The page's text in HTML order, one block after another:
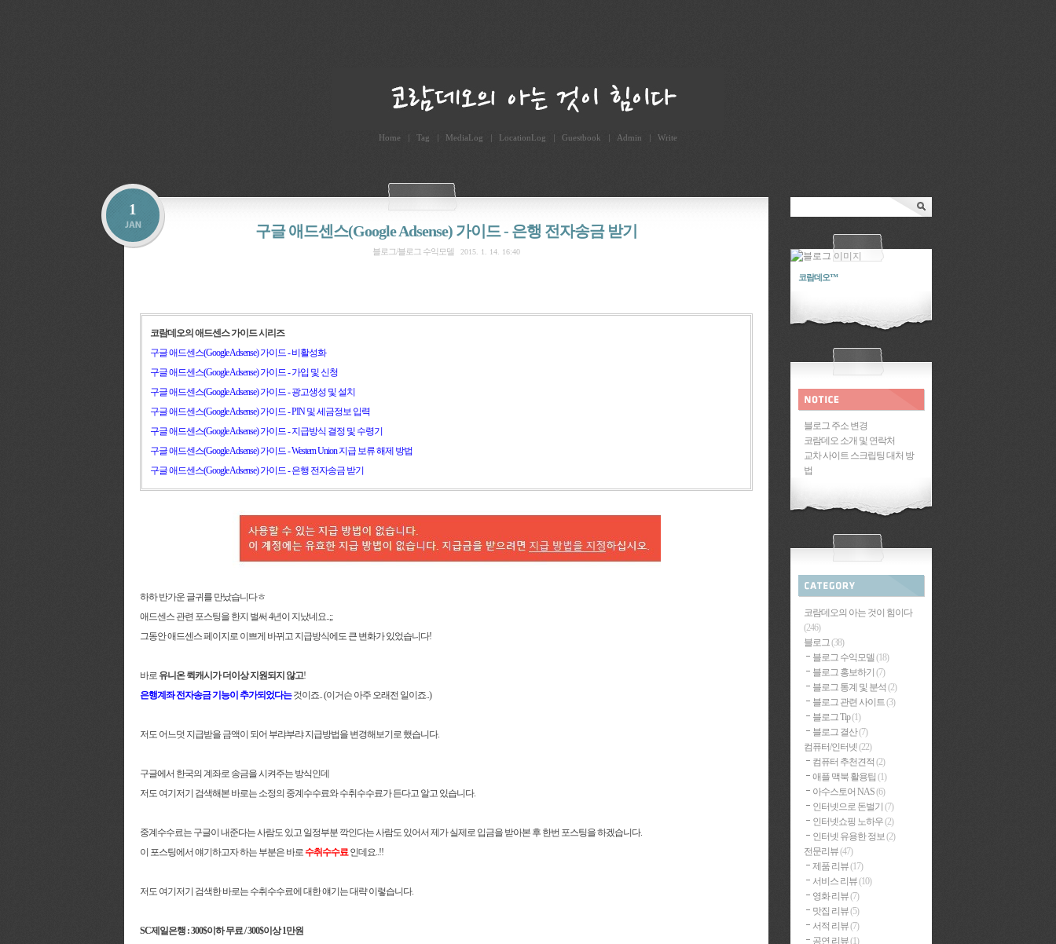
Home Tag MediaLog LocationLog Guestbook Admin Write
1
구글 애드센스(Google Adsense) 가이드 - 은행 전자송금 받기
블로그/블로그 수익모델 2015. 1. 14. 16:40
코람데오의 애드센스 가이드 시리즈
구글 애드센스(Google Adsense) 가이드 - 비활성화
구글 애드센스(Google Adsense) 가이드 - 가입 및 신청
구글 애드센스(Google Adsense) 가이드 - 광고생성 및 설치
구글 애드센스(Google Adsense) 가이드 - PIN 및 세금정보 입력
구글 애드센스(Google Adsense) 가이드 - 지급방식 결정 및 수령기
구글 애드센스(Google Adsense) 가이드 - Western Union 지급 보류 해제 방법
구글 애드센스(Google Adsense) 가이드 -은행 전자송금 받기
하하 반가운 글귀를 만났습니다ㅎ
애드센스 관련 포스팅을 한지 벌써 4년이 지났네요..;;
그동안 애드센스 페이지로 이쁘게 바뀌고 지급방식에도 큰 변화가 있었습니다!
바로 유니온 퀵캐시가 더이상 지원되지 않고!
은행계좌 전자송금 기능이 추가되었다는것이죠.. (이거슨 아주 오래전 일이죠..)
저도 어느덧 지급받을 금액이 되어 부랴부랴 지급방법을 변경해보기로 했습니다.
구글에서 한국의 계좌로 송금을 시켜주는 방식인데
저도 여기저기 검색해본 바로는 소정의 중계수수료와 수취수수료가 든다고 알고 있습니다.
중계수수료는 구글이 내준다는 사람도 있고 일정부분 깍인다는 사람도 있어서 제가 실제로 입금을 받아본 후 한번 포스팅을 하겠습니다.
이 포스팅에서 얘기하고자 하는 부분은 바로 수취수수료 인데요..!!
저도 여기저기 검색한 바로는 수취수수료에 대한 얘기는 대략 이렇습니다.
SC제일은행 : 300$이하 무료 / 300$이상 1만원
코람데오™
블로그 주소 변경
코람데오 소개 및 연락처
교차 사이트 스크립팅 대처 방
법
코람데오의 아는 것이 힘이다
(246)
블로그(38)
블로그 수익모델 (18)
블로그 홍보하기 (7)
블로그 통계 및 분석 (2)
블로그 관련 사이트(3)
블로그 Tip(1)
블로그 결산(7)
컴퓨터/인터넷(22)
컴퓨터 추천견적 (2)
애플 맥북 활용팁 (1)
아수스토어 NAS(6)
인터넷으로 돈벌기 (7)
인터넷쇼핑 노하우(2)
인터넷 유용한 정보(2)
전문리뷰(47)
제품 리뷰(17)
서비스 리뷰(10)
영화 리뷰(7)
맛집 리뷰(5)
서적 리뷰(7)
공연 리뷰(1)